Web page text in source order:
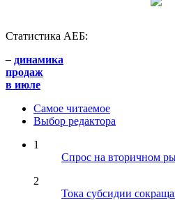
Статистика АЕБ:
– динамика
продаж
в июле
Самое читаемое
Выбор редактора
1
Спрос на вторичном
2
Тока субсидии